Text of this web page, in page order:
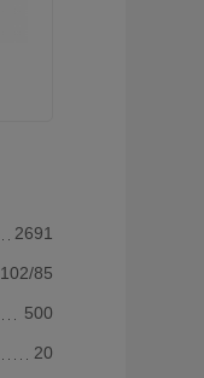
2691
102/85
500
20